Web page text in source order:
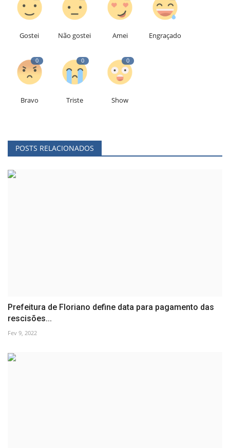
Gostei Não gostei Amei Engraçado
0
Bravo
0
Triste
0
Show
POSTS RELACIONADOS
Prefeitura de Floriano define data para pagamento das
rescisões...
Fev 9, 2022